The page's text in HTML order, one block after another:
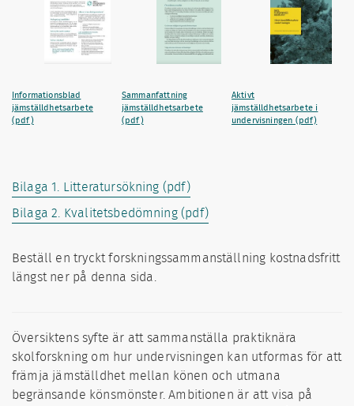
Informationsblad
jämställdhetsarbete
(pdf)
Sammanfattning
jämställdhetsarbete
(pdf)
Aktivt
jämställdhetsarbete i
undervisningen (pdf)
Bilaga 1. Litteratursökning (pdf)
Bilaga 2. Kvalitetsbedömning (pdf)
Beställ en tryckt forskningssammanställning kostnadsfritt
längst ner på denna sida.
Översiktens syfte är att sammanställa praktiknära
skolforskning om hur undervisningen kan utformas för att
främja jämställdhet mellan könen och utmana
begränsande könsmönster. Ambitionen är att visa på